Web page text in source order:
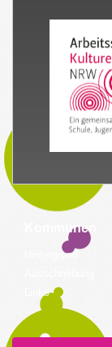
Kommunen
Hintergrund
Links